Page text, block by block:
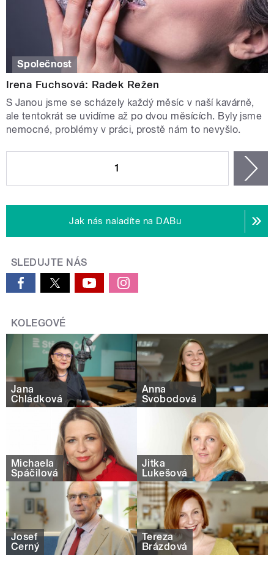
Společnost
Irena Fuchsová: Radek Režen
S Janou jsme se scházely každý měsíc v naší kavárně,
ale tentokrát se uvidíme až po dvou měsících. Byly jsme
nemocné, problémy v práci, prostě nám to nevyšlo.
1
Jak nás naladíte na DABu
SLEDUJTE NÁS
KOLEGOVÉ
Jana
Chládková
Anna
Svobodová
Michaela
Spáčilová
Jitka
Lukešová
Josef
Černý
Tereza
Brázdová